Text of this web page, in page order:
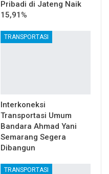
Pribadi di Jateng Naik
15,91%
TRANSPORTASI
Interkoneksi
Transportasi Umum
Bandara Ahmad Yani
Semarang Segera
Dibangun
TRANSPORTASI